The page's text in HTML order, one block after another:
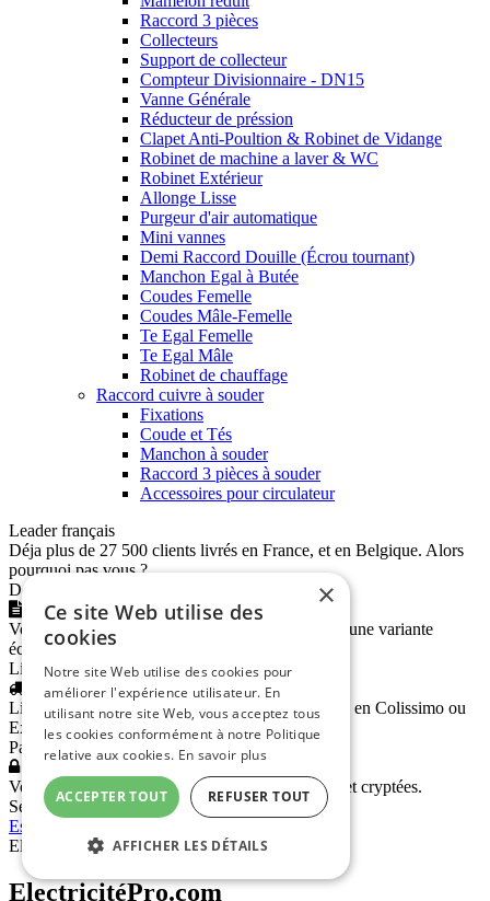
Raccord 3 pièces
Collecteurs
Support de collecteur
Compteur Divisionnaire - DN15
Vanne Générale
Réducteur de préssion
Clapet Anti-Poultion & Robinet de Vidange
Robinet de machine a laver & WC
Robinet Extérieur
Allonge Lisse
Purgeur d'air automatique
Mini vannes
Demi Raccord Douille (Écrou tournant)
Manchon Egal à Butée
Coudes Femelle
Coudes Mâle-Femelle
Te Egal Femelle
Te Egal Mâle
Robinet de chauffage
Raccord cuivre à souder
Fixations
Coude et Tés
Manchon à souder
Raccord 3 pièces à souder
Accessoires pour circulateur
Leader français
Déja plus de 27 500 clients livrés en France, et en Belgique. Alors
pourquoi pas vous ?
Devis comparatif
Vous avez un devis de matériel et vous souhaitez une variante
économique, transmettez-le-nous !
Livraison rapide
Livraison rapide partout en France et en Belgique en Colissimo ou
Exapaq.
Paiement sécurisé
Vos transactions et données bancaires sécurisées et cryptées.
Service Client
Espace Pro
Electricitepro.com © 2026-Mentions légales
ElectricitéPro.com
×
Ce site Web utilise des
cookies
Notre site Web utilise des cookies pour
améliorer l'expérience utilisateur. En
utilisant notre site Web, vous acceptez tous
les cookies conformément à notre Politique
relative aux cookies. En savoir plus
ACCEPTER TOUT REFUSER TOUT
AFFICHER LES DÉTAILS